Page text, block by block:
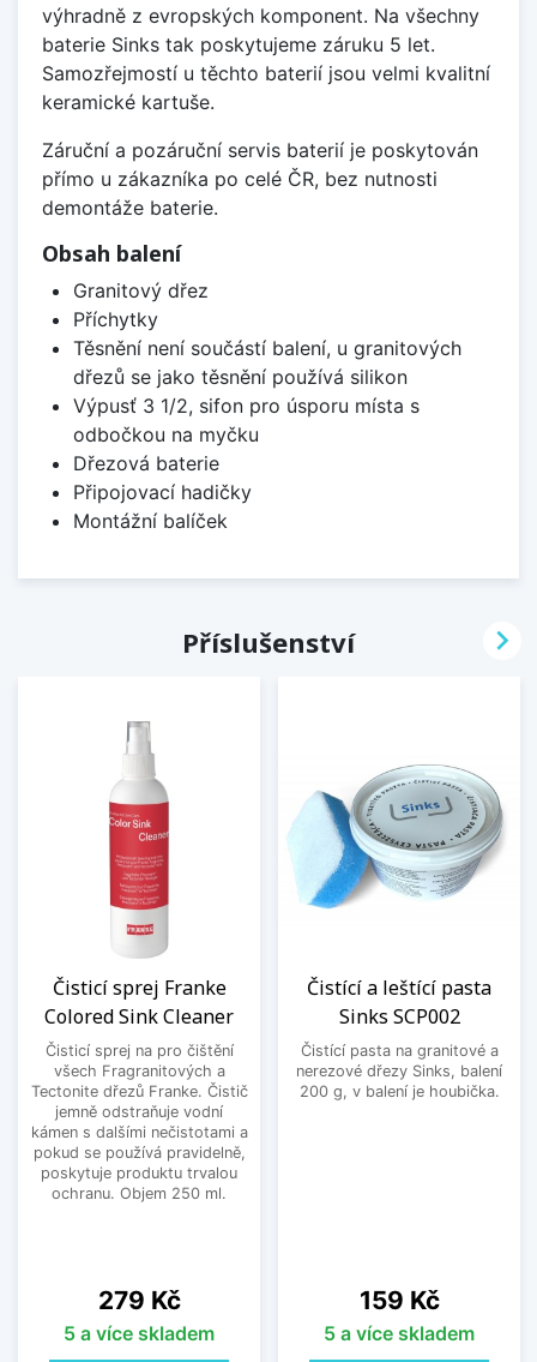
výhradně z evropských komponent. Na všechny
baterie Sinks tak poskytujeme záruku 5 let.
Samozřejmostí u těchto baterií jsou velmi kvalitní
keramické kartuše.
Záruční a pozáruční servis baterií je poskytován
přímo u zákazníka po celé ČR, bez nutnosti
demontáže baterie.
Obsah balení
Granitový dřez
Příchytky
Těsnění není součástí balení, u granitových
dřezů se jako těsnění používá silikon
Výpusť 3 1/2, sifon pro úsporu místa s
odbočkou na myčku
Dřezová baterie
Připojovací hadičky
Montážní balíček
Příslušenství
Čisticí sprej Franke
Colored Sink Cleaner
Čisticí sprej na pro čištění
všech Fragranitových a
Tectonite dřezů Franke. Čistič
jemně odstraňuje vodní
kámen s dalšími nečistotami a
pokud se používá pravidelně,
poskytuje produktu trvalou
ochranu. Objem 250 ml.
Cena
279 Kč
5 a více skladem
Čistící a leštící pasta
Sinks SCP002
Čistící pasta na granitové a
nerezové dřezy Sinks, balení
200 g, v balení je houbička.
Cena
159 Kč
5 a více skladem
